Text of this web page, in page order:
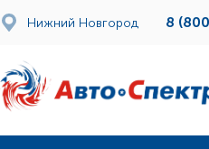
Нижний Новгород 8